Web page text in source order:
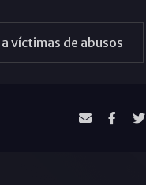
víctimas de abusos